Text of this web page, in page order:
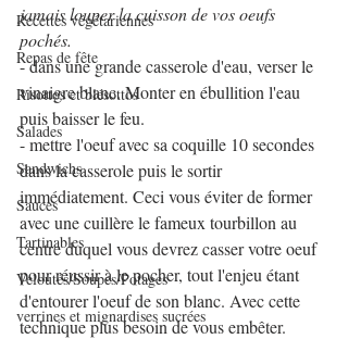
Recettes végétariennes
Repas de fête
Risottos et blésottos
Salades
Sandwichs
Sauces
Tartinables
Veloutés/Soupes/Potages
verrines et mignardises sucrées
jamais louper la cuisson de vos oeufs
pochés.
- dans une grande casserole d'eau, verser le
vinaigre blanc. Monter en ébullition l'eau
puis baisser le feu.
- mettre l'oeuf avec sa coquille 10 secondes
dans la casserole puis le sortir
immédiatement. Ceci vous éviter de former
avec une cuillère le fameux tourbillon au
centre duquel vous devrez casser votre oeuf
pour réussir à le pocher, tout l'enjeu étant
d'entourer l'oeuf de son blanc. Avec cette
technique plus besoin de vous embêter.